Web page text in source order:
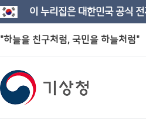
이 누리집은 대한민국 공식
"하늘을 친구처럼, 국민을 하늘처럼"